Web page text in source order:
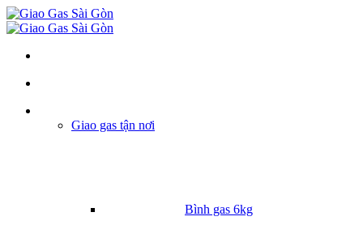
Giao gas tận nơi
Bình gas 6kg